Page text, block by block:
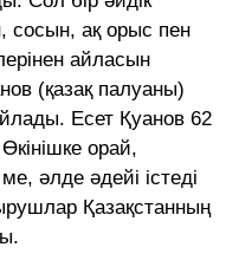
сосын, ақ орыс пен
айласын
(қазақ палуаны)
Есет Қуанов 62
Өкінішке орай,
әлде әдейі істеді
Қазақстанның